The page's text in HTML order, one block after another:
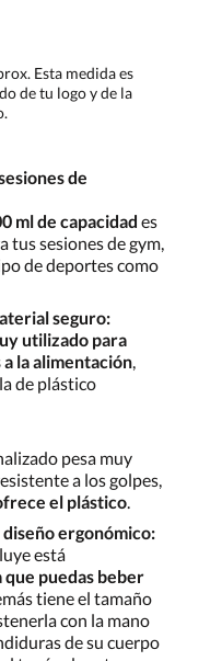
Esta medida es
de tu logo y de la
de
ml de capacidad es
tus sesiones de gym,
de deportes como
seguro:
utilizado para
la alimentación,
de plástico
pesa muy
a los golpes,
el plástico.
ergonómico:
está
que puedas beber
tiene el tamaño
con la mano
de su cuerpo